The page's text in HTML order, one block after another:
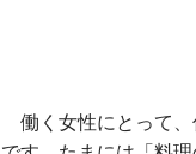
働く女性にとって、